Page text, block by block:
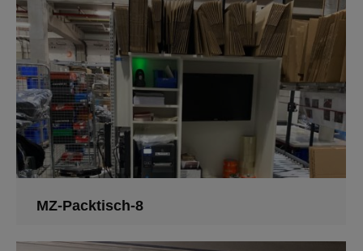
MZ-Packtisch-8